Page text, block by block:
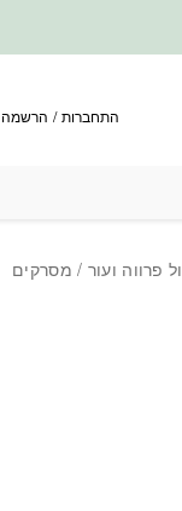
התחברות / הרשמה
פרווה ועור / מסרקים